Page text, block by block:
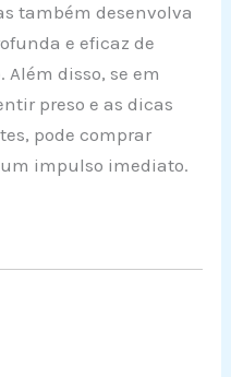
também desenvolva
e eficaz de
disso, se em
preso e as dicas
pode comprar
impulso imediato.